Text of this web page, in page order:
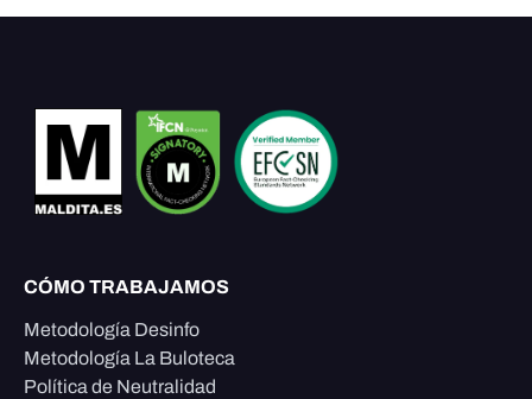
CÓMO TRABAJAMOS
Metodología Desinfo
Metodología La Buloteca
Política de Neutralidad